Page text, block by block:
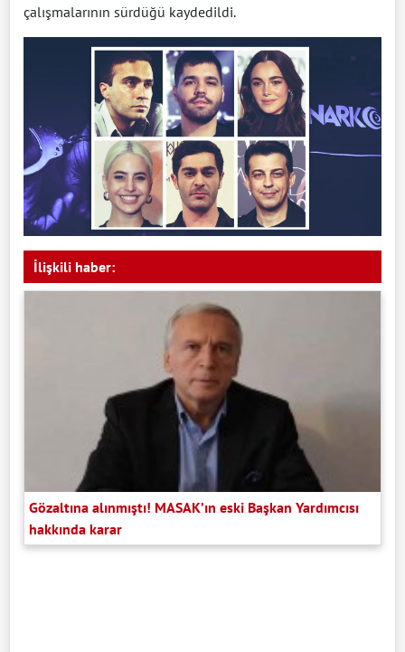
çalışmalarının sürdüğü kaydedildi.
İlişkili haber:
Gözaltına alınmıştı! MASAK’ın eski Başkan Yardımcısı
hakkında karar